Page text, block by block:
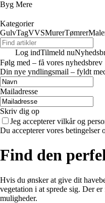
Byg Mere
Kategorier
GulvTagVVSMurerTømrer
Log indTilmeld nu
Følg med – få vores nyhedsbrev
Din nye yndlingsmail – fyldt
Mailadresse
Skriv dig op
Jeg accepterer vilkår og
Du accepterer vores betingelser
Find den
Hvis du ønsker at give dit
vegetation i at sprede sig. Der
muligheder.